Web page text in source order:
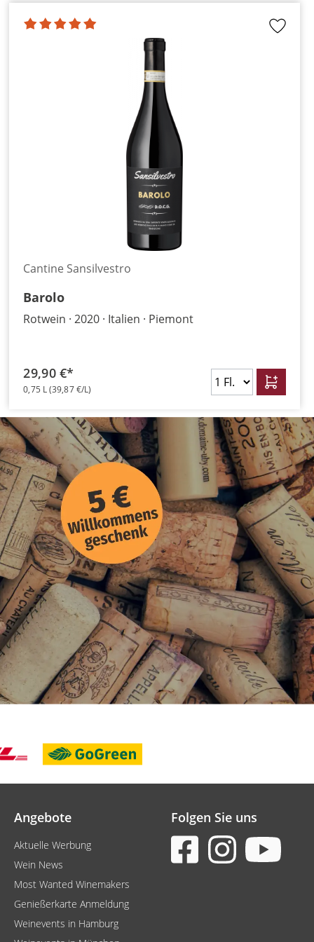
Cantine Sansilvestro
Barolo
Rotwein 2020 Italien Piemont
29,90 €*
0,75 L(39,87 €/L)
Angebote
Aktuelle Werbung
Wein News
Most Wanted Winemakers
Genießerkarte Anmeldung
Weinevents in Hamburg
Folgen Sie uns